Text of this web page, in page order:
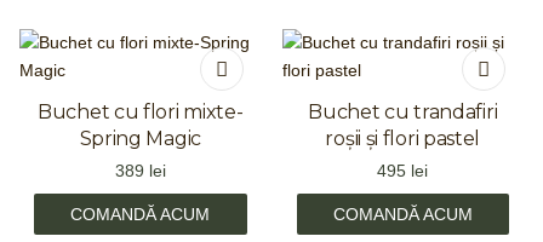
Buchet cu flori mixte-
Spring Magic
389 lei
COMANDĂ ACUM
Buchet cu trandafiri
roșii și flori pastel
495 lei
COMANDĂ ACUM